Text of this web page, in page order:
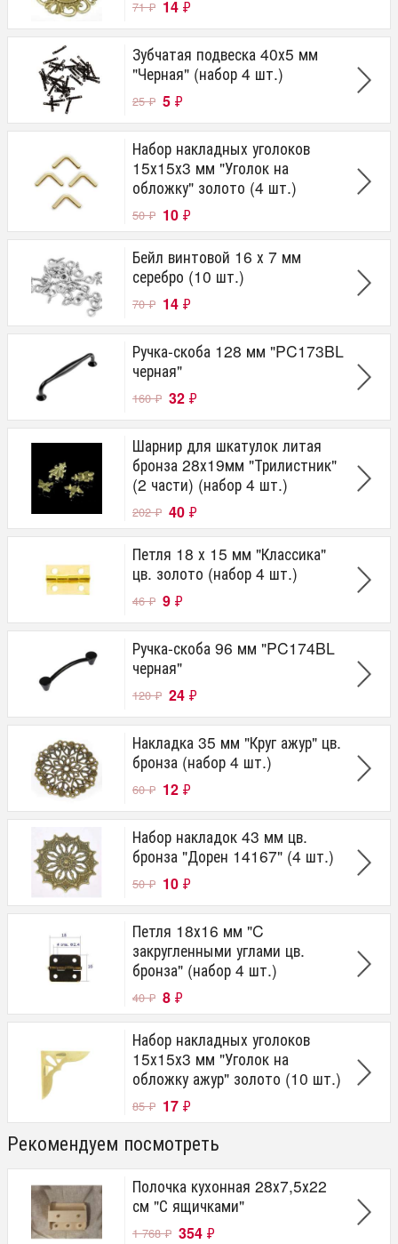
71₽ 14 ₽
Зубчатая подвеска 40х5 мм
"Черная" (набор 4 шт.)
25₽ 5 ₽
Набор накладных уголоков
15х15х3 мм "Уголок на
обложку" золото (4 шт.)
50₽ 10 ₽
Бейл винтовой 16 х 7 мм
серебро (10 шт.)
70₽ 14 ₽
Ручка-скоба 128 мм "PC173BL
черная"
160₽ 32 ₽
Шарнир для шкатулок литая
бронза 28х19мм "Трилистник"
(2 части) (набор 4 шт.)
202₽ 40 ₽
Петля 18 х 15 мм "Классика"
цв. золото (набор 4 шт.)
46₽ 9 ₽
Ручка-скоба 96 мм "PC174BL
черная"
120₽ 24 ₽
Накладка 35 мм "Круг ажур" цв.
бронза (набор 4 шт.)
60₽ 12 ₽
Набор накладок 43 мм цв.
бронза "Дорен 14167" (4 шт.)
50₽ 10 ₽
Петля 18х16 мм "C
закругленными углами цв.
бронза" (набор 4 шт.)
40₽ 8 ₽
Набор накладных уголоков
15х15х3 мм "Уголок на
обложку ажур" золото (10 шт.)
85₽ 17 ₽
Рекомендуем посмотреть
Полочка кухонная 28х7,5х22
см "С ящичками"
1 768₽ 354 ₽